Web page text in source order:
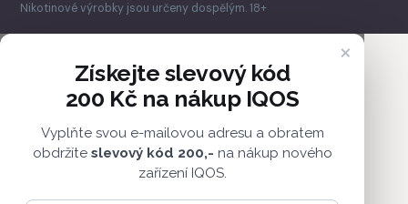
Nikotinové výrobky jsou určeny dospělým. 18+
×
Získejte slevový kód
200 Kč na nákup IQOS
Vyplňte svou e-mailovou adresu a obratem
obdržíte slevový kód 200,- na nákup nového
zařízení IQOS.